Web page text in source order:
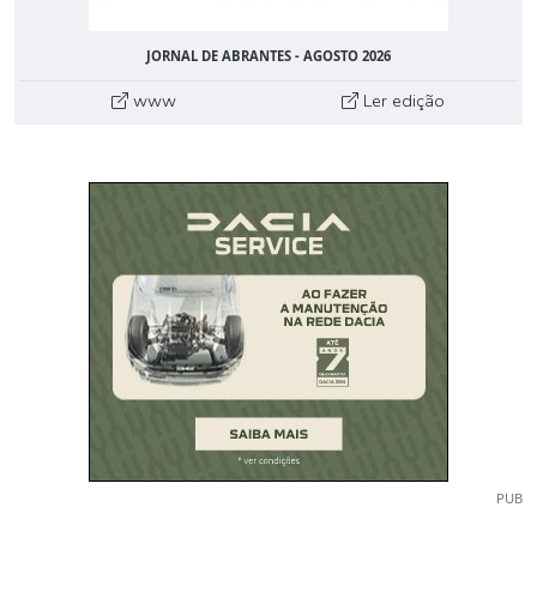
JORNAL DE ABRANTES - AGOSTO 2026
www Ler edição
PUB